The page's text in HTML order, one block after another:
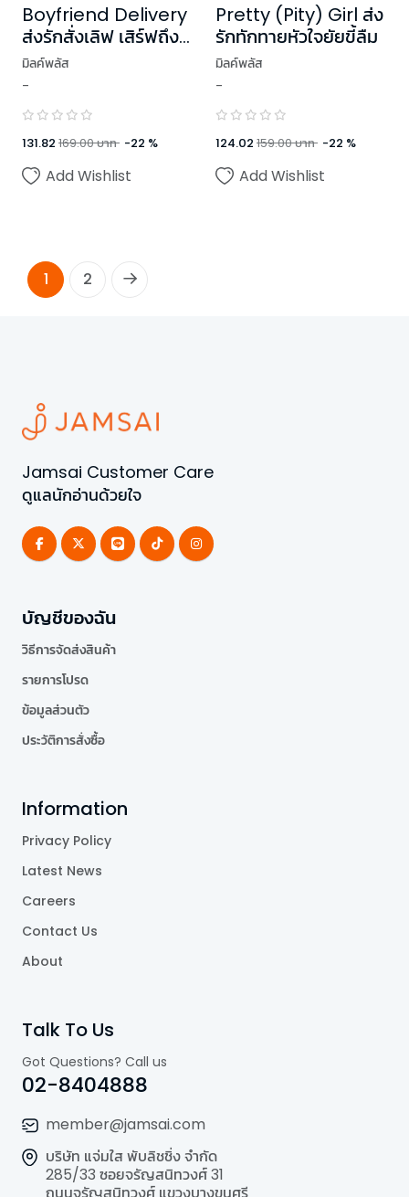
Boyfriend Delivery
ส่งรักสั่งเลิฟ เสิร์ฟถึง
หัวใจ
มิลค์พลัส
-
131.82 169.00บาท -22 %
Add Wishlist
Pretty (Pity) Girl ส่ง
รักทักทายหัวใจยัยขี้ลืม
มิลค์พลัส
-
124.02 159.00บาท -22 %
Add Wishlist
1 2
Jamsai Customer Care
ดูแลนักอ่านด้วยใจ
บัญชีของฉัน
วิธีการจัดส่งสินค้า
รายการโปรด
ข้อมูลส่วนตัว
ประวัติการสั่งซื้อ
Information
Privacy Policy
Latest News
Careers
Contact Us
About
Talk To Us
Got Questions? Call us
02-8404888
member@jamsai.com
บริษัท แจ่มใส พับลิชชิ่ง จำกัด
285/33 ซอยจรัญสนิทวงศ์ 31